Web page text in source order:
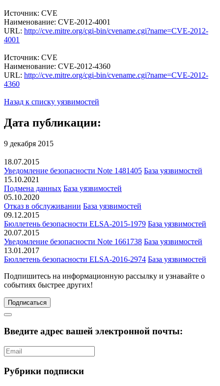
Источник: CVE
Наименование: CVE-2012-4001
URL: http://cve.mitre.org/cgi-bin/cvename.cgi?name=CVE-2012-
4001
Источник: CVE
Наименование: CVE-2012-4360
URL: http://cve.mitre.org/cgi-bin/cvename.cgi?name=CVE-2012-
4360
Назад к списку уязвимостей
Дата публикации:
9 декабря 2015
18.07.2015
Уведомление безопасности Note 1481405 База уязвимостей
15.10.2021
Подмена данных База уязвимостей
05.10.2020
Отказ в обслуживании База уязвимостей
09.12.2015
Бюллетень безопасности ELSA-2015-1979 База уязвимостей
20.07.2015
Уведомление безопасности Note 1661738 База уязвимостей
13.01.2017
Бюллетень безопасности ELSA-2016-2974 База уязвимостей
Подпишитесь на информационную рассылку и узнавайте о
событиях быстрее других!
Подписаться
Введите адрес вашей электронной почты:
Рубрики подписки